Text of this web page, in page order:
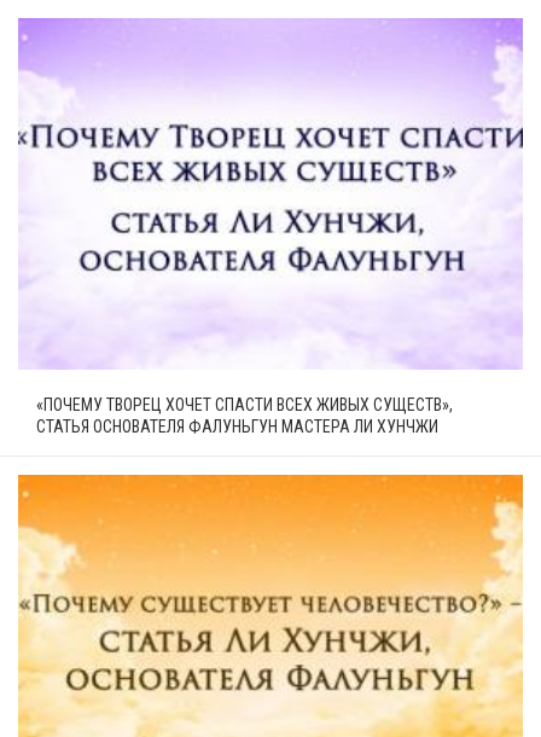
«ПОЧЕМУ ТВОРЕЦ ХОЧЕТ СПАСТИ ВСЕХ ЖИВЫХ СУЩЕСТВ»,
СТАТЬЯ ОСНОВАТЕЛЯ ФАЛУНЬГУН МАСТЕРА ЛИ ХУНЧЖИ